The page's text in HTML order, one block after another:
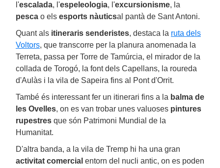
l'escalada, l'espeleologia, l'excursionisme, la
pesca o els esports nàuticsal pantà de Sant Antoni.
Quant als itineraris senderistes, destaca la ruta dels
Voltors, que transcorre per la planura anomenada la
Terreta, passa per Torre de Tamúrcia, el mirador de la
collada de Torogó, la font dels Capellans, la roureda
d'Aulàs i la vila de Sapeira fins al Pont d'Orrit.
També és interessant fer un itinerari fins a la balma de
les Ovelles, on es van trobar unes valuoses pintures
rupestres que són Patrimoni Mundial de la
Humanitat.
D'altra banda, a la vila de Tremp hi ha una gran
activitat comercial entorn del nucli antic, on es poden